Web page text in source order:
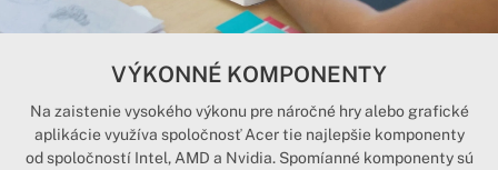
VÝKONNÉ KOMPONENTY
Na zaistenie vysokého výkonu pre náročné hry alebo grafické
aplikácie využíva spoločnosť Acer tie najlepšie komponenty
od spoločností Intel, AMD a Nvidia. Spomíanné komponenty sú